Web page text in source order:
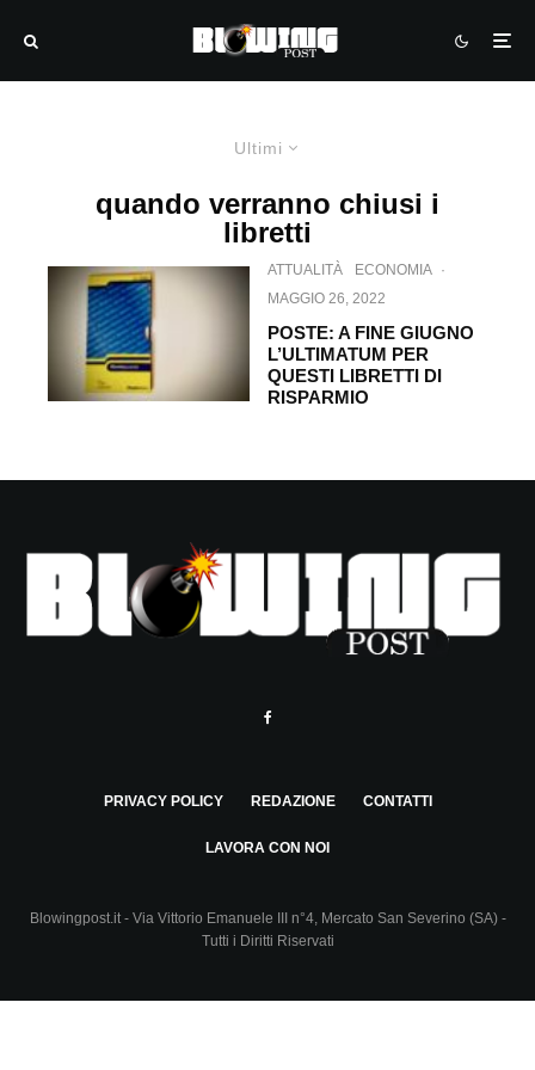
Ultimi
quando verranno chiusi i
libretti
ATTUALITÀ ECONOMIA ·
MAGGIO 26, 2022
POSTE: A FINE GIUGNO
L’ULTIMATUM PER
QUESTI LIBRETTI DI
RISPARMIO
PRIVACY POLICY REDAZIONE CONTATTI
LAVORA CON NOI
Blowingpost.it - Via Vittorio Emanuele III n°4, Mercato San Severino (SA) -
Tutti i Diritti Riservati